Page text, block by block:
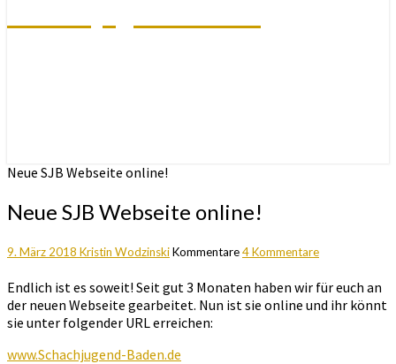
Neue SJB Webseite online!
Neue SJB Webseite online!
9. März 2018 Kristin WodzinskiKommentare4 Kommentare
Endlich ist es soweit! Seit gut 3 Monaten haben wir für euch an
der neuen Webseite gearbeitet. Nun ist sie online und ihr könnt
sie unter folgender URL erreichen:
www.Schachjugend-Baden.de